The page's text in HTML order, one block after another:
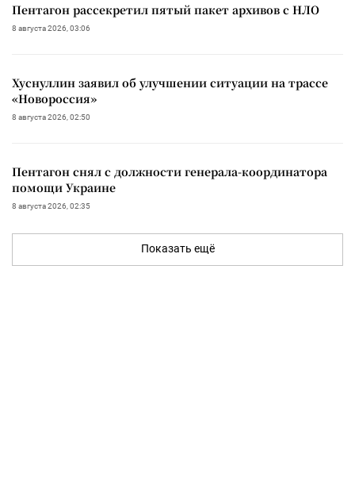
Пентагон рассекретил пятый пакет архивов с НЛО
8 августа 2026, 03:06
Хуснуллин заявил об улучшении ситуации на трассе
«Новороссия»
8 августа 2026, 02:50
Пентагон снял с должности генерала-координатора
помощи Украине
8 августа 2026, 02:35
Показать ещё